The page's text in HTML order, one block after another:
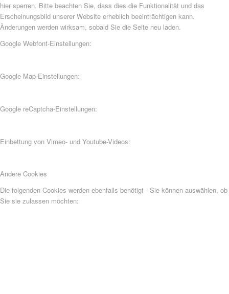
hier sperren. Bitte beachten Sie, dass dies die Funktionalität und das
Erscheinungsbild unserer Website erheblich beeinträchtigen kann.
Änderungen werden wirksam, sobald Sie die Seite neu laden.
Google Webfont-Einstellungen:
Google Map-Einstellungen:
Google reCaptcha-Einstellungen:
Einbettung von Vimeo- und Youtube-Videos:
Andere Cookies
Die folgenden Cookies werden ebenfalls benötigt - Sie können auswählen, ob
Sie sie zulassen möchten: